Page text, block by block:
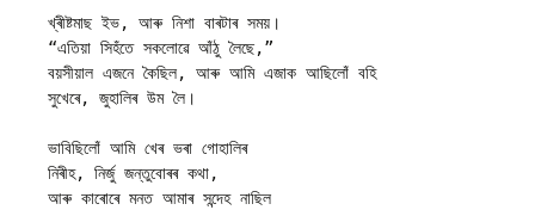
খ্ৰীষ্টমাছ ইভ, আৰু নিশা বাৰটাৰ সময়।
“এতিয়া সিহঁতে সকলোৱে আঁঠু লৈছে,”
বয়সীয়াল এজনে কৈছিল, আৰু আমি এজাক আছিলোঁ বহি
সুখেৰে, জুহালিৰ উম লৈ।
ভাবিছিলোঁ আমি খেৰ ভৰা গোহালিৰ
নিৰীহ, নির্জু জন্তুবোৰৰ কথা,
আৰু কাৰোৰে মনত আমাৰ সন্দেহ নাছিল